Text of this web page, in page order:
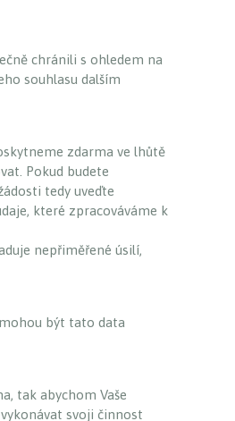
chránili s ohledem na
souhlasu dalším
zdarma ve lhůtě
Pokud budete
tedy uveďte
které zpracováváme k
nepřiměřené úsilí,
být tato data
tak abychom Vaše
svoji činnost